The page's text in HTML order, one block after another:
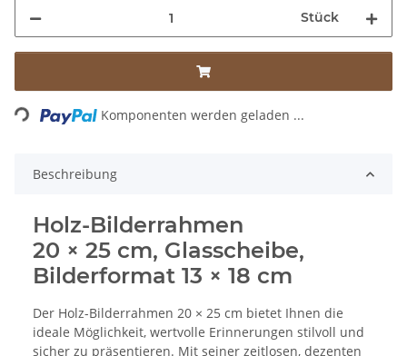
Stück
Loading... Komponenten werden geladen ...
Beschreibung
Holz-Bilderrahmen
20 × 25 cm, Glasscheibe,
Bilderformat 13 × 18 cm
Der Holz-Bilderrahmen 20 × 25 cm bietet Ihnen die
ideale Möglichkeit, wertvolle Erinnerungen stilvoll und
sicher zu präsentieren. Mit seiner zeitlosen, dezenten